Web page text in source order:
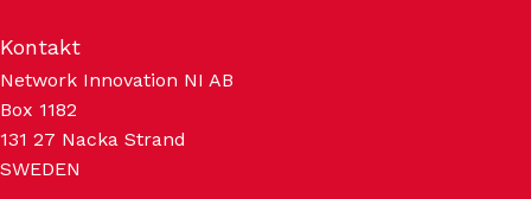
Kontakt
Network Innovation NI AB
Box 1182
131 27 Nacka Strand
SWEDEN